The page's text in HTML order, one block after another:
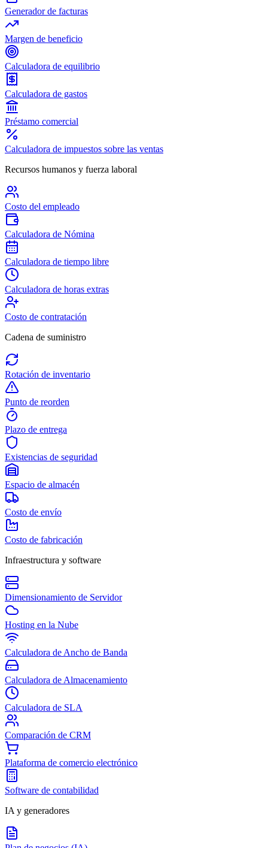
Generador de facturas
Margen de beneficio
Calculadora de equilibrio
Calculadora de gastos
Préstamo comercial
Calculadora de impuestos sobre las ventas
Recursos humanos y fuerza laboral
Costo del empleado
Calculadora de Nómina
Calculadora de tiempo libre
Calculadora de horas extras
Costo de contratación
Cadena de suministro
Rotación de inventario
Punto de reorden
Plazo de entrega
Existencias de seguridad
Espacio de almacén
Costo de envío
Costo de fabricación
Infraestructura y software
Dimensionamiento de Servidor
Hosting en la Nube
Calculadora de Ancho de Banda
Calculadora de Almacenamiento
Calculadora de SLA
Comparación de CRM
Plataforma de comercio electrónico
Software de contabilidad
IA y generadores